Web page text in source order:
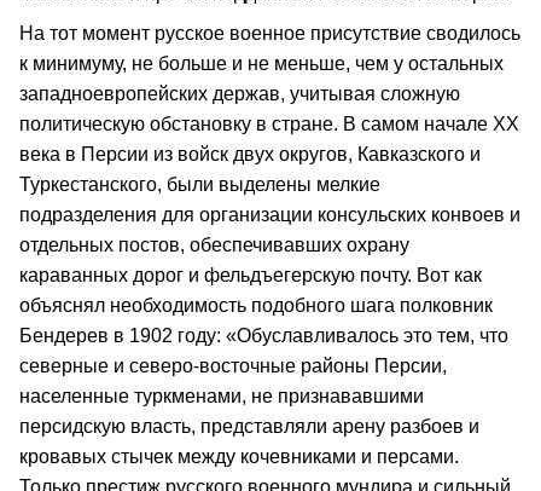
На тот момент русское военное присутствие сводилось
к минимуму, не больше и не меньше, чем у остальных
западноевропейских держав, учитывая сложную
политическую обстановку в стране. В самом начале XX
века в Персии из войск двух округов, Кавказского и
Туркестанского, были выделены мелкие
подразделения для организации консульских конвоев и
отдельных постов, обеспечивавших охрану
караванных дорог и фельдъегерскую почту. Вот как
объяснял необходимость подобного шага полковник
Бендерев в 1902 году: «Обуславливалось это тем, что
северные и северо-восточные районы Персии,
населенные туркменами, не признававшими
персидскую власть, представляли арену разбоев и
кровавых стычек между кочевниками и персами.